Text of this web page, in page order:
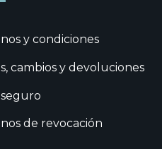
y condiciones
cambios y devoluciones
de revocación